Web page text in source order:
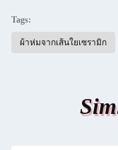
Tags:
ผ้าห่มจากเส้นใยเซรามิก